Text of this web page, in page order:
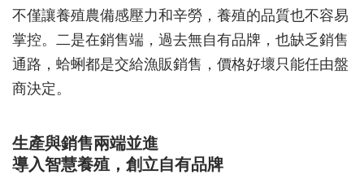
不僅讓養殖農備感壓力和辛勞，養殖的品質也不容易
掌控。二是在銷售端，過去無自有品牌，也缺乏銷售
通路，蛤蜊都是交給漁販銷售，價格好壞只能任由盤
商決定。
生產與銷售兩端並進
導入智慧養殖，創立自有品牌